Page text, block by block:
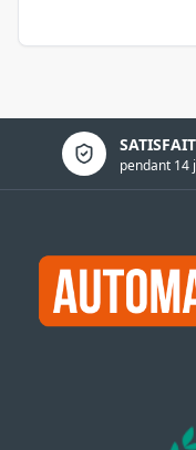
pendant 14
Politique de